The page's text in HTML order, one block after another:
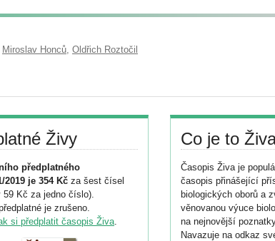
Miroslav Honců, Oldřich Roztočil
Živy
předplatného
2019 je 354 Kč za šest čísel
59 Kč za jedno číslo).
je zrušeno.
si předplatit časopis Živa.
Co je to
Časopis Živa je
časopis přinášející
biologických oborů a
věnovanou výuce
na nejnovější
Navazuje na odkaz